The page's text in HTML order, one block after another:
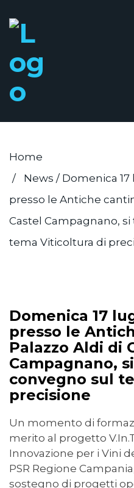
Home
News / Domenica 17
presso le Antiche
Castel Campagnano, si
tema Viticoltura di
07/07/2022
Domenica 17
presso le
Palazzo Aldi di
Campagnano,
convegno sul
precisione
Un momento di
merito al progetto
Innovazione per i Vini
PSR Regione
sostegno di progetti